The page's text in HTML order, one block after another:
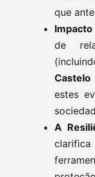
que
de
estes
A